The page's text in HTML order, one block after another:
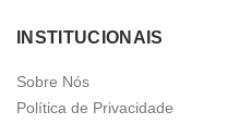
INSTITUCIONAIS
Sobre Nós
Política de Privacidade